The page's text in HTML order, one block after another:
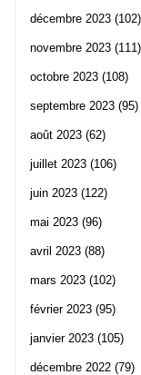
décembre 2023 (102)
novembre 2023 (111)
octobre 2023 (108)
septembre 2023 (95)
août 2023 (62)
juillet 2023 (106)
juin 2023 (122)
mai 2023 (96)
avril 2023 (88)
mars 2023 (102)
février 2023 (95)
janvier 2023 (105)
décembre 2022 (79)